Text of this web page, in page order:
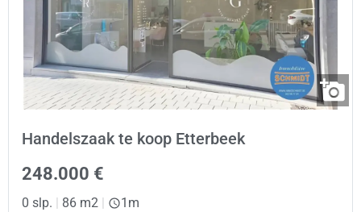
Handelszaak te koop Etterbeek
248.000 €
0 slp. | 86 m2 | 1m